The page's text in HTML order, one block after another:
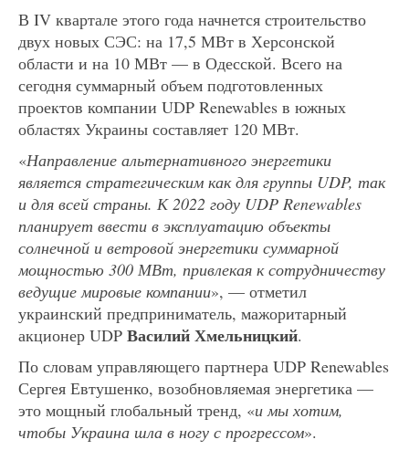
В IV квартале этого года начнется строительство
двух новых СЭС: на 17,5 МВт в Херсонской
области и на 10 МВт — в Одесской. Всего на
сегодня суммарный объем подготовленных
проектов компании UDP Renewables в южных
областях Украины составляет 120 МВт.
«Направление альтернативного энергетики
является стратегическим как для группы UDP, так
и для всей страны. К 2022 году UDP Renewables
планирует ввести в эксплуатацию объекты
солнечной и ветровой энергетики суммарной
мощностью 300 МВт, привлекая к сотрудничеству
ведущие мировые компании», — отметил
украинский предприниматель, мажоритарный
акционер UDP Василий Хмельницкий.
По словам управляющего партнера UDP Renewables
Сергея Евтушенко, возобновляемая энергетика —
это мощный глобальный тренд, «и мы хотим,
чтобы Украина шла в ногу с прогрессом».